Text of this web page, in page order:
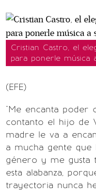
Cristian Castro, el
para ponerle música
(EFE)
"Me encanta poder
contanto el hijo de
madre le va a
a mucha gente que
género y me gusta
esta alabanza,
trayectoria nunca